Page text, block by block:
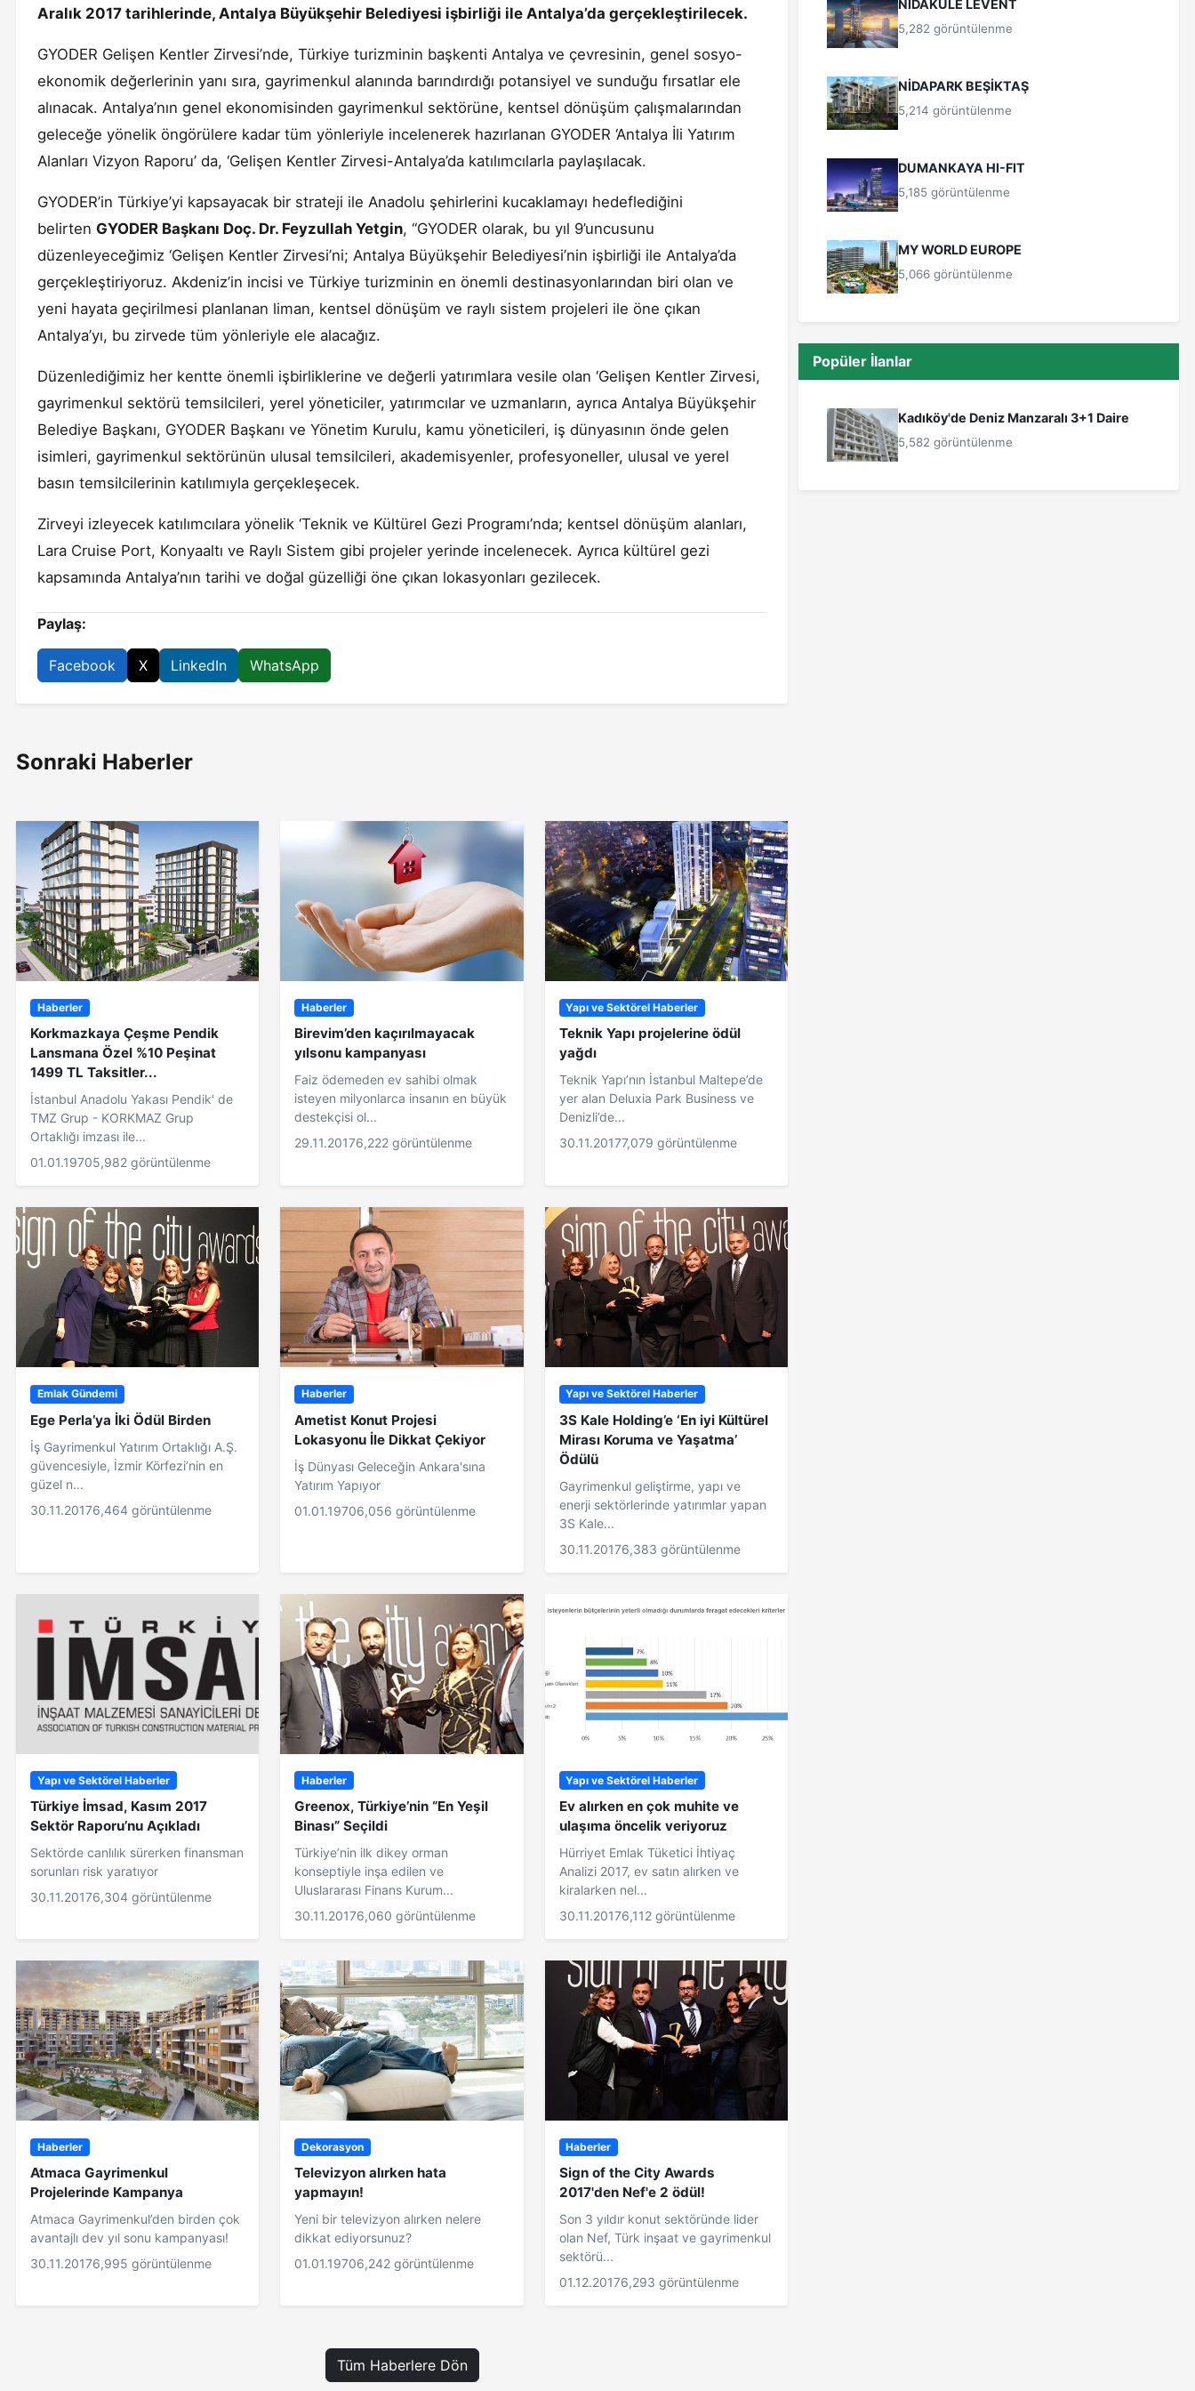
Aralık 2017 tarihlerinde, Antalya Büyükşehir Belediyesi işbirliği ile Antalya’da gerçekleştirilecek.
GYODER Gelişen Kentler Zirvesi’nde, Türkiye turizminin başkenti Antalya ve çevresinin, genel sosyo-
ekonomik değerlerinin yanı sıra, gayrimenkul alanında barındırdığı potansiyel ve sunduğu fırsatlar ele
alınacak. Antalya’nın genel ekonomisinden gayrimenkul sektörüne, kentsel dönüşüm çalışmalarından
geleceğe yönelik öngörülere kadar tüm yönleriyle incelenerek hazırlanan GYODER ‘Antalya İli Yatırım
Alanları Vizyon Raporu’ da, ‘Gelişen Kentler Zirvesi-Antalya’da katılımcılarla paylaşılacak.
GYODER’in Türkiye’yi kapsayacak bir strateji ile Anadolu şehirlerini kucaklamayı hedeflediğini
belirten GYODER Başkanı Doç. Dr. Feyzullah Yetgin, “GYODER olarak, bu yıl 9’uncusunu
düzenleyeceğimiz ‘Gelişen Kentler Zirvesi’ni; Antalya Büyükşehir Belediyesi’nin işbirliği ile Antalya’da
gerçekleştiriyoruz. Akdeniz’in incisi ve Türkiye turizminin en önemli destinasyonlarından biri olan ve
yeni hayata geçirilmesi planlanan liman, kentsel dönüşüm ve raylı sistem projeleri ile öne çıkan
Antalya’yı, bu zirvede tüm yönleriyle ele alacağız.
Düzenlediğimiz her kentte önemli işbirliklerine ve değerli yatırımlara vesile olan ‘Gelişen Kentler Zirvesi,
gayrimenkul sektörü temsilcileri, yerel yöneticiler, yatırımcılar ve uzmanların, ayrıca Antalya Büyükşehir
Belediye Başkanı, GYODER Başkanı ve Yönetim Kurulu, kamu yöneticileri, iş dünyasının önde gelen
isimleri, gayrimenkul sektörünün ulusal temsilcileri, akademisyenler, profesyoneller, ulusal ve yerel
basın temsilcilerinin katılımıyla gerçekleşecek.
Zirveyi izleyecek katılımcılara yönelik ‘Teknik ve Kültürel Gezi Programı’nda; kentsel dönüşüm alanları,
Lara Cruise Port, Konyaaltı ve Raylı Sistem gibi projeler yerinde incelenecek. Ayrıca kültürel gezi
kapsamında Antalya’nın tarihi ve doğal güzelliği öne çıkan lokasyonları gezilecek.
Paylaş:
Facebook X LinkedIn WhatsApp
Sonraki Haberler
Haberler
Korkmazkaya Çeşme Pendik
Lansmana Özel %10 Peşinat
1499 TL Taksitler...
İstanbul Anadolu Yakası Pendik' de
TMZ Grup - KORKMAZ Grup
Ortaklığı imzası ile...
01.01.19705,982 görüntülenme
Haberler
Birevim’den kaçırılmayacak
yılsonu kampanyası
Faiz ödemeden ev sahibi olmak
isteyen milyonlarca insanın en büyük
destekçisi ol...
29.11.20176,222 görüntülenme
Yapı ve Sektörel Haberler
Teknik Yapı projelerine ödül
yağdı
Teknik Yapı’nın İstanbul Maltepe’de
yer alan Deluxia Park Business ve
Denizli’de...
30.11.20177,079 görüntülenme
Emlak Gündemi
Ege Perla’ya İki Ödül Birden
İş Gayrimenkul Yatırım Ortaklığı A.Ş.
güvencesiyle, İzmir Körfezi’nin en
güzel n...
30.11.20176,464 görüntülenme
Haberler
Ametist Konut Projesi
Lokasyonu İle Dikkat Çekiyor
İş Dünyası Geleceğin Ankara'sına
Yatırım Yapıyor
01.01.19706,056 görüntülenme
Yapı ve Sektörel Haberler
3S Kale Holding’e ‘En iyi Kültürel
Mirası Koruma ve Yaşatma’
Ödülü
Gayrimenkul geliştirme, yapı ve
enerji sektörlerinde yatırımlar yapan
3S Kale...
30.11.20176,383 görüntülenme
Yapı ve Sektörel Haberler
Türkiye İmsad, Kasım 2017
Sektör Raporu’nu Açıkladı
Sektörde canlılık sürerken finansman
sorunları risk yaratıyor
30.11.20176,304 görüntülenme
Haberler
Greenox, Türkiye’nin “En Yeşil
Binası” Seçildi
Türkiye’nin ilk dikey orman
konseptiyle inşa edilen ve
Uluslararası Finans Kurum...
30.11.20176,060 görüntülenme
Yapı ve Sektörel Haberler
Ev alırken en çok muhite ve
ulaşıma öncelik veriyoruz
Hürriyet Emlak Tüketici İhtiyaç
Analizi 2017, ev satın alırken ve
kiralarken nel...
30.11.20176,112 görüntülenme
Haberler
Atmaca Gayrimenkul
Projelerinde Kampanya
Atmaca Gayrimenkul’den birden çok
avantajlı dev yıl sonu kampanyası!
30.11.20176,995 görüntülenme
Dekorasyon
Televizyon alırken hata
yapmayın!
Yeni bir televizyon alırken nelere
dikkat ediyorsunuz?
01.01.19706,242 görüntülenme
Haberler
Sign of the City Awards
2017'den Nef'e 2 ödül!
Son 3 yıldır konut sektöründe lider
olan Nef, Türk inşaat ve gayrimenkul
sektörü...
01.12.20176,293 görüntülenme
Tüm Haberlere Dön
NİDAKULE LEVENT
5,282 görüntülenme
NİDAPARK BEŞİKTAŞ
5,214 görüntülenme
DUMANKAYA HI-FIT
5,185 görüntülenme
MY WORLD EUROPE
5,066 görüntülenme
Popüler İlanlar
Kadıköy'de Deniz Manzaralı 3+1 Daire
5,582 görüntülenme